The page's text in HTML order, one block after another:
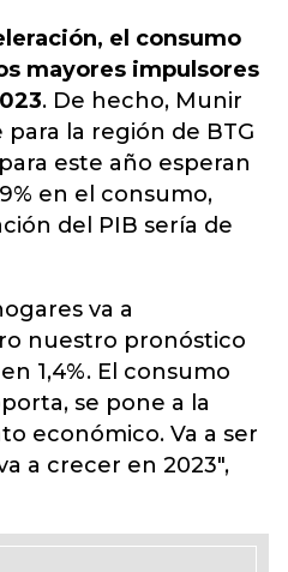
el consumo
mayores impulsores
. De hecho, Munir
la región de BTG
este año esperan
en el consumo,
del PIB sería de
va a
nuestro pronóstico
1,4%. El consumo
se pone a la
económico. Va a ser
a crecer en 2023",